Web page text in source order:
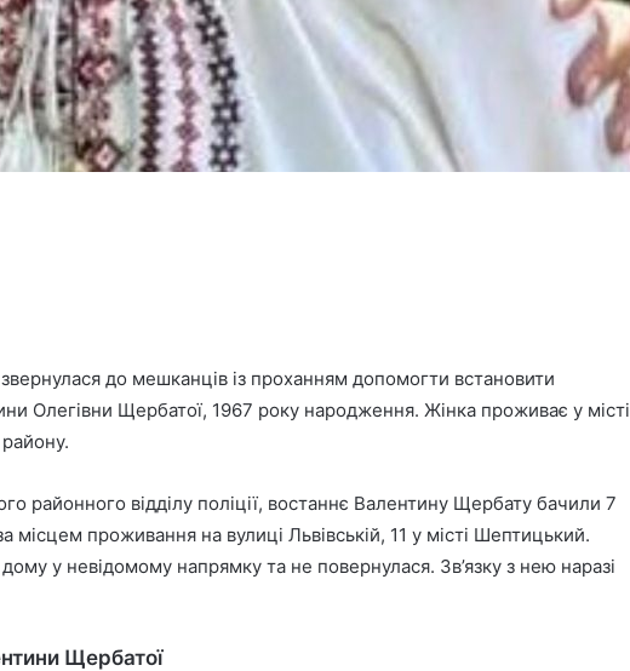
звернулася до мешканців із проханням допомогти встановити
Олегівни Щербатої, 1967 року народження. Жінка проживає у місті
районного відділу поліції, востаннє Валентину Щербату бачили 7
місцем проживання на вулиці Львівській, 11 у місті Шептицький.
у невідомому напрямку та не повернулася. Зв’язку з нею наразі
Щербатої